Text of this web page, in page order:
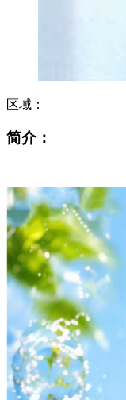
区域：
简介：